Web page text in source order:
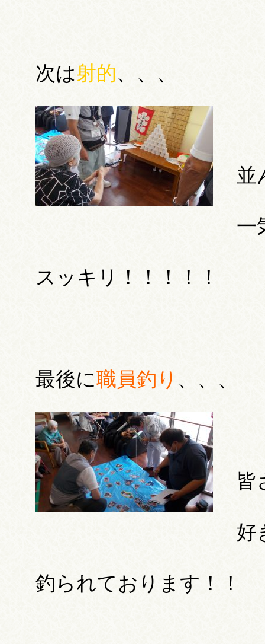
次は射的、、、
並
一
スッキリ！！！！！
最後に職員釣り 、、、
皆
好
釣られております！！